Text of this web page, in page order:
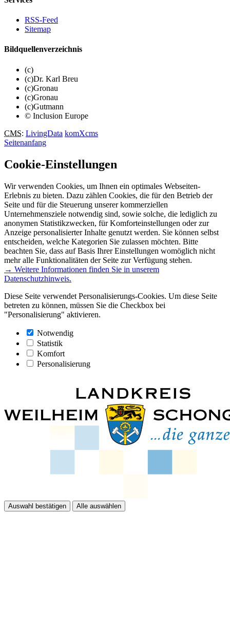
RSS-Feed
Sitemap
Bildquellenverzeichnis
(c)
(c)Dr. Karl Breu
(c)Gronau
(c)Gronau
(c)Gutmann
© Inclusion Europe
CMS: LivingData komXcms
Seitenanfang
Cookie-Einstellungen
Wir verwenden Cookies, um Ihnen ein optimales Webseiten-
Erlebnis zu bieten. Dazu zählen Cookies, die für den Betrieb der
Seite und für die Steuerung unserer kommerziellen
Unternehmensziele notwendig sind, sowie solche, die lediglich zu
anonymen Statistikzwecken, für Komforteinstellungen oder zur
Anzeige personalisierter Inhalte genutzt werden. Sie können selbst
entscheiden, welche Kategorien Sie zulassen möchten. Bitte
beachten Sie, dass auf Basis Ihrer Einstellungen womöglich nicht
mehr alle Funktionalitäten der Seite zur Verfügung stehen.
→ Weitere Informationen finden Sie in unserem
Datenschutzhinweis.
Diese Seite verwendet Personalisierungs-Cookies. Um diese Seite
betreten zu können, müssen Sie die Checkbox bei
"Personalisierung" aktivieren.
Notwendig
Statistik
Komfort
Personalisierung
Auswahl bestätigen Alle auswählen